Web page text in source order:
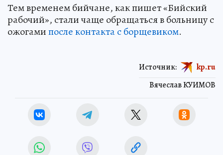
Тем временем бийчане, как пишет «Бийский
рабочий», стали чаще обращаться в больницу с
ожогамипосле контакта с борщевиком.
Вячеслав КУИМОВ
Источник: kp.ru